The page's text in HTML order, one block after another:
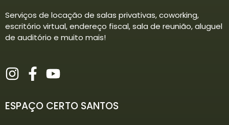
Serviços de locação de salas privativas, coworking,
escritório virtual, endereço fiscal, sala de reunião, aluguel
de auditório e muito mais!
ESPAÇO CERTO SANTOS